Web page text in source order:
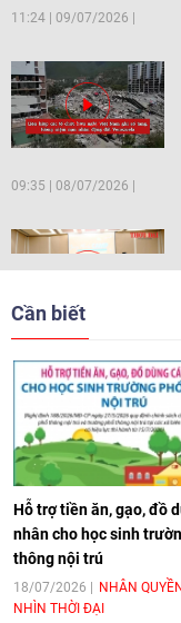
11:24 09/07/2026
09:35 08/07/2026
11:10 17/06/2026
Cần biết
Hỗ trợ tiền ăn, gạo, đồ
nhân cho học sinh
thông nội trú
18/07/2026
NHÂN
NHÌN THỜI ĐẠI